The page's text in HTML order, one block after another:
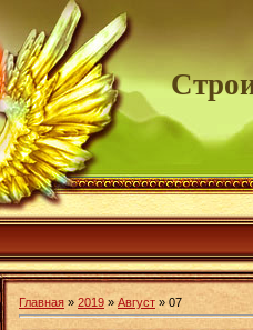
Главная » 2019 » Август » 07